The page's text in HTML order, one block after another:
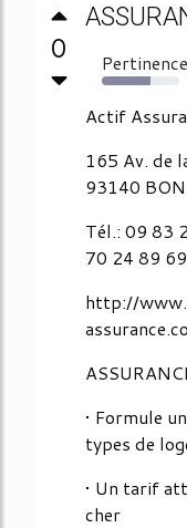
0 Pertinence
63%
Actif
165 Av. de
93140
Tél.: 09 83
70 24 89 69
http://
• Formule
types de
• Un tarif
cher